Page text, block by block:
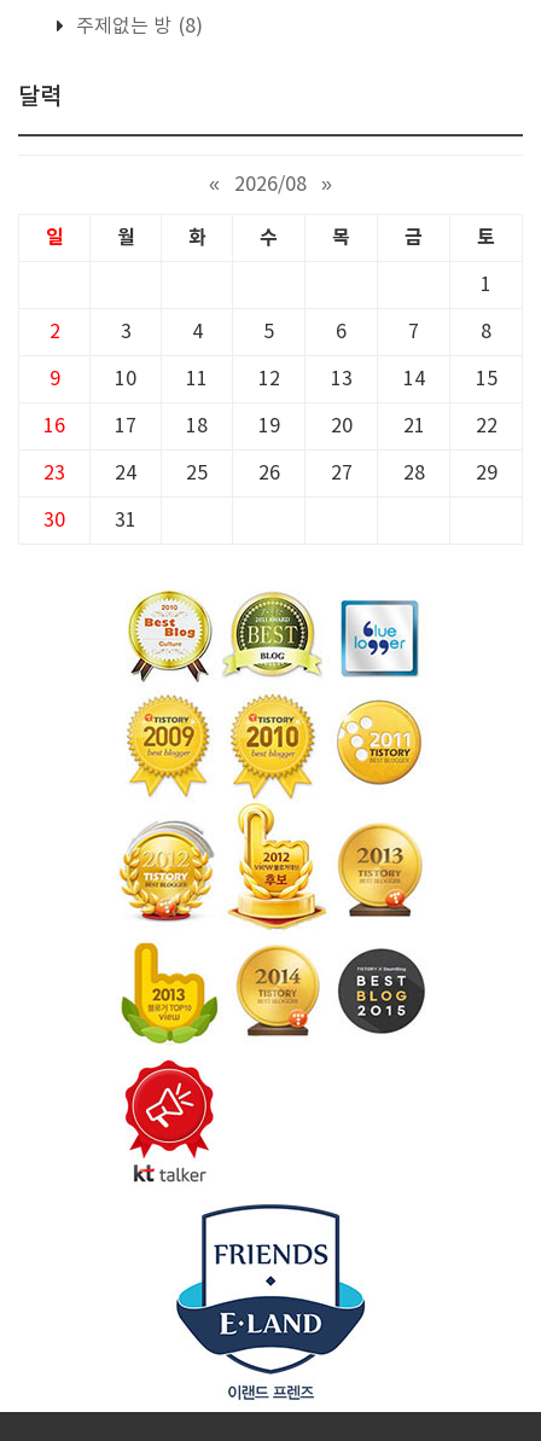
주제없는 방 (8)
달력
« 2026/08 »
일 월 화 수 목 금 토
1
2 3 4 5 6 7 8
9 10 11 12 13 14 15
16 17 18 19 20 21 22
23 24 25 26 27 28 29
30 31